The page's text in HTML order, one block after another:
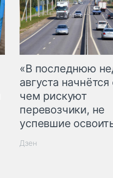
«В последнюю
августа начнётся
чем рискуют
перевозчики, не
успевшие
Дзен